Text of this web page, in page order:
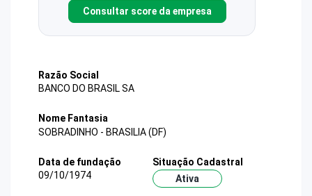
Consultar score da empresa
Razão Social
BANCO DO BRASIL SA
Nome Fantasia
SOBRADINHO - BRASILIA (DF)
Data de fundação
09/10/1974
Situação Cadastral
Ativa